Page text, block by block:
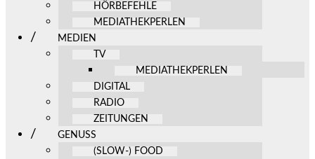
HÖRBEFEHLE
MEDIATHEKPERLEN
MEDIEN
TV
MEDIATHEKPERLEN
DIGITAL
RADIO
ZEITUNGEN
GENUSS
(SLOW-) FOOD